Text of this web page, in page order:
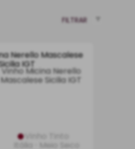
FILTRAR
Vinho Micina Nerello
Mascalese Sicilia IGT
Vinho Tinto
Meio Seco